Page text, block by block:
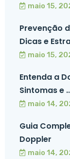
maio 15,
Prevenção
Dicas e
maio 15,
Entenda a
Sintomas e
maio 14,
Guia
Doppler
maio 14,